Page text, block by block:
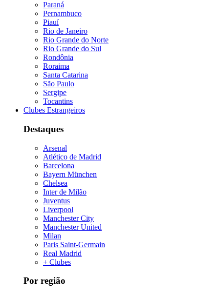
Paraná
Pernambuco
Piauí
Rio de Janeiro
Rio Grande do Norte
Rio Grande do Sul
Rondônia
Roraima
Santa Catarina
São Paulo
Sergipe
Tocantins
Clubes Estrangeiros
Destaques
Arsenal
Atlético de Madrid
Barcelona
Bayern München
Chelsea
Inter de Milão
Juventus
Liverpool
Manchester City
Manchester United
Milan
Paris Saint-Germain
Real Madrid
+ Clubes
Por região